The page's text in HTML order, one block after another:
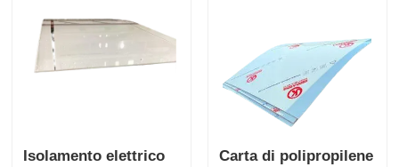
Isolamento elettrico
Carta di polipropilene